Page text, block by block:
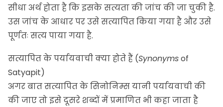
सीधाअर्थहोता है कि इसके सत्यता की जांच की जा चुकी है.
उस जांच के आधार पर उसे सत्यापित किया गया है और उसे
पूर्णतः सत्य पाया गया है.
सत्यापित के पर्यायवाची क्या होते हैं (Synonymsof
Satyapit)
अगर बात सत्यापित के सिनोनिम्स यानी पर्यायवाची की
की जाए तो इसे दूसरे शब्दों में प्रमाणित भी कहा जाता है